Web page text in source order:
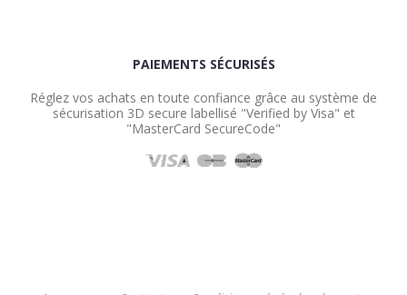
PAIEMENTS SÉCURISÉS
Réglez vos achats en toute confiance grâce au système de
sécurisation 3D secure labellisé "Verified by Visa" et
"MasterCard SecureCode"